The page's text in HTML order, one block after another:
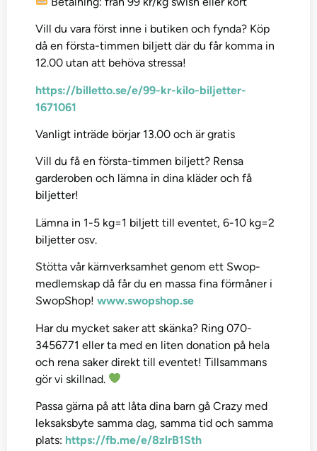
Vill du vara först inne i butiken och fynda? Köp
då en första-timmen biljett där du får komma in
12.00 utan att behöva stressa!
https://billetto.se/e/99-kr-kilo-biljetter-
1671061
Vanligt inträde börjar 13.00 och är gratis
Vill du få en första-timmen biljett? Rensa
garderoben och lämna in dina kläder och få
biljetter!
Lämna in 1-5 kg=1 biljett till eventet, 6-10 kg=2
biljetter osv.
Stötta vår kärnverksamhet genom ett Swop-
medlemskap då får du en massa fina förmåner i
SwopShop! www.swopshop.se
Har du mycket saker att skänka? Ring 070-
3456771 eller ta med en liten donation på hela
och rena saker direkt till eventet! Tillsammans
gör vi skillnad.
Passa gärna på att låta dina barn gå Crazy med
leksaksbyte samma dag, samma tid och samma
plats: https://fb.me/e/8zlrB1Sth